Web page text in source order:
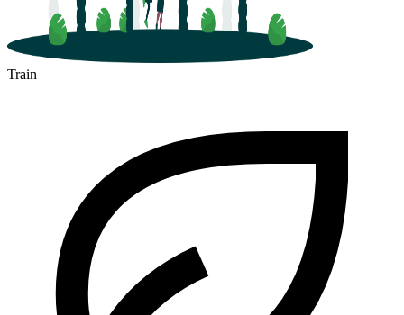
Train